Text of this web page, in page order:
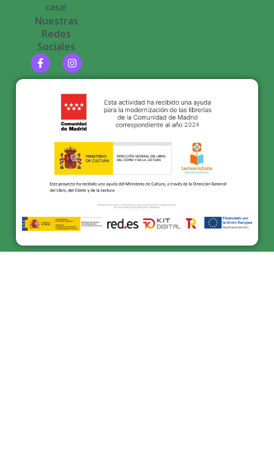
casa!
Nuestras
Redes
Sociales